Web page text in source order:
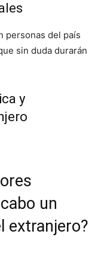
personas del país
sin duda durarán
y
un
extranjero?